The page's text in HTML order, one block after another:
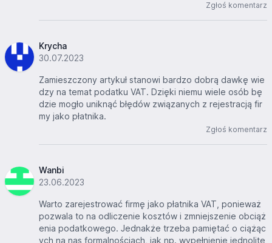
Zgłoś komentarz
Krycha
30.07.2023
Zamieszczony artykuł stanowi bardzo dobrą dawkę wie
dzy na temat podatku VAT. Dzięki niemu wiele osób bę
dzie mogło uniknąć błędów związanych z rejestracją fir
my jako płatnika.
Zgłoś komentarz
Wanbi
23.06.2023
Warto zarejestrować firmę jako płatnika VAT, ponieważ
pozwala to na odliczenie kosztów i zmniejszenie obciąż
enia podatkowego. Jednakże trzeba pamiętać o ciążąc
ych na nas formalnościach, jak np. wypełnienie jednolite